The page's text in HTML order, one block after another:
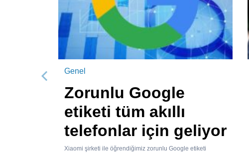
Genel
Zorunlu Google
etiketi tüm akıllı
telefonlar için geliyor
Xiaomi şirketi ile öğrendiğimiz zorunlu Google etiketi
Önceki